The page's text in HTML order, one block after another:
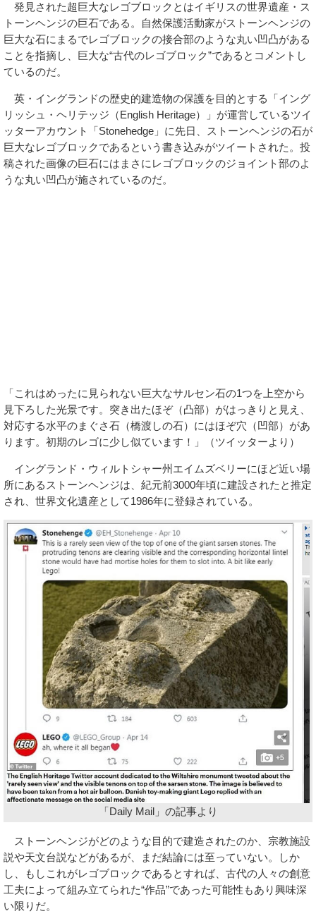
発見された超巨大なレゴブロックとはイギリスの世界遺産・ス
トーンヘンジの巨石である。自然保護活動家がストーンヘンジの
巨大な石にまるでレゴブロックの接合部のような丸い凹凸がある
ことを指摘し、巨大な“古代のレゴブロック”であるとコメントし
ているのだ。
英・イングランドの歴史的建造物の保護を目的とする「イング
リッシュ・ヘリテッジ（English Heritage）」が運営しているツイ
ッターアカウント「Stonehedge」に先日、ストーンヘンジの石が
巨大なレゴブロックであるという書き込みがツイートされた。投
稿された画像の巨石にはまさにレゴブロックのジョイント部のよ
うな丸い凹凸が施されているのだ。
「これはめったに見られない巨大なサルセン石の1つを上空から
見下ろした光景です。突き出たほぞ（凸部）がはっきりと見え、
対応する水平のまぐさ石（橋渡しの石）にはほぞ穴（凹部）があ
ります。初期のレゴに少し似ています！」（ツイッターより）
イングランド・ウィルトシャー州エイムズベリーにほど近い場
所にあるストーンヘンジは、紀元前3000年頃に建設されたと推定
され、世界文化遺産として1986年に登録されている。
「Daily Mail」の記事より
ストーンヘンジがどのような目的で建造されたのか、宗教施設
説や天文台説などがあるが、まだ結論には至っていない。しか
し、もしこれがレゴブロックであるとすれば、古代の人々の創意
工夫によって組み立てられた“作品”であった可能性もあり興味深
い限りだ。